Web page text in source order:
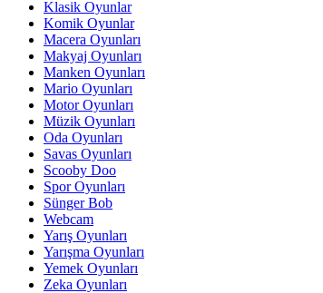
Klasik Oyunlar
Komik Oyunlar
Macera Oyunları
Makyaj Oyunları
Manken Oyunları
Mario Oyunları
Motor Oyunları
Müzik Oyunları
Oda Oyunları
Savas Oyunları
Scooby Doo
Spor Oyunları
Sünger Bob
Webcam
Yarış Oyunları
Yarışma Oyunları
Yemek Oyunları
Zeka Oyunları